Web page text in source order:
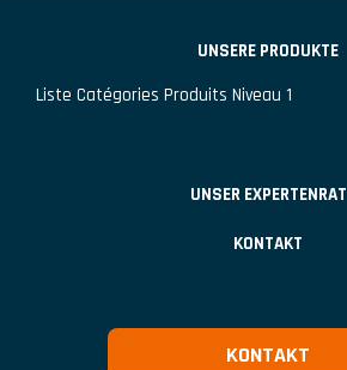
UNSERE PRODUKTE
Liste Catégories Produits Niveau 1
UNSER EXPERTENRAT
KONTAKT
KONTAKT